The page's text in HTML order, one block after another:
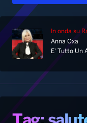
Home
Notizie
In onda su
Anna Oxa
E' Tutto Un